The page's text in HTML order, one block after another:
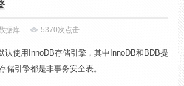
据库 5370次点击
认使用InnoDB存储引擎，其中InnoDB和BDB提
储引擎都是非事务安全表。...